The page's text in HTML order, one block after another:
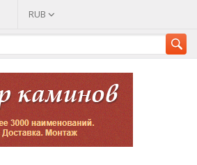
RUB